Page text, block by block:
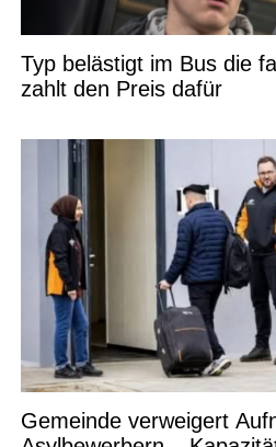
Typ belästigt im Bus die
zahlt den Preis dafür
Gemeinde verweigert